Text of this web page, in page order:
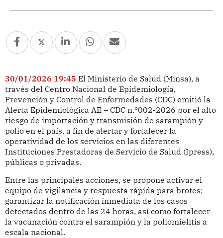
30/01/2026 19:45 El Ministerio de Salud (Minsa), a
través del Centro Nacional de Epidemiología,
Prevención y Control de Enfermedades (CDC) emitió la
Alerta Epidemiológica AE – CDC n.°002-2026 por el alto
riesgo de importación y transmisión de sarampión y
polio en el país, a fin de alertar y fortalecer la
operatividad de los servicios en las diferentes
Instituciones Prestadoras de Servicio de Salud (Ipress),
públicas o privadas.
Entre las principales acciones, se propone activar el
equipo de vigilancia y respuesta rápida para brotes;
garantizar la notificación inmediata de los casos
detectados dentro de las 24 horas, así como fortalecer
la vacunación contra el sarampión y la poliomielitis a
escala nacional.